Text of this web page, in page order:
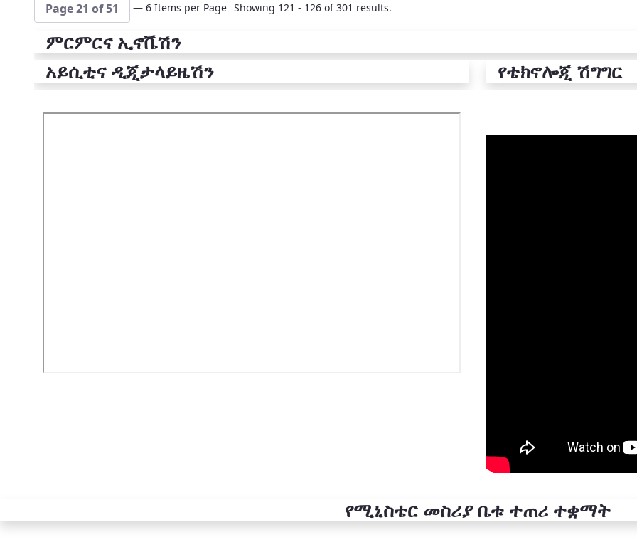
Page 21 of 51 — 6 Items per Page Showing 121 - 126 of 301 results.
ምርምርና ኢኖቬሽን
አይሲቲና ዲጂታላይዜሽን
የቴክኖሎጂ ሽግግር
የሚኒስቴር መስሪያ ቤቱ ተጠሪ ተቋማት